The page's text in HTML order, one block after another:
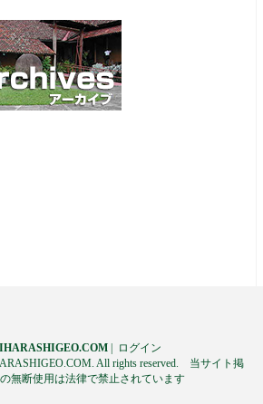
|
ログイン
All rights reserved. 当サイト掲
無断使用は法律で禁止されています